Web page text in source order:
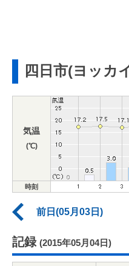
四日市(ヨッカ
気温
(℃)
時刻
前日(05月03日)
記録 (2015年05月04日)